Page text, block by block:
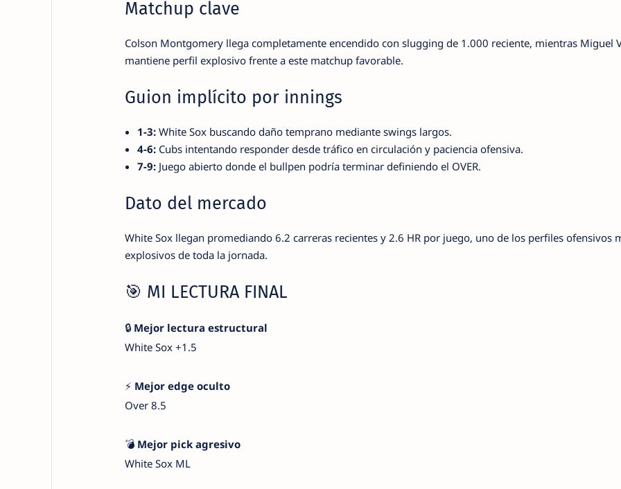
Matchup clave
Colson Montgomery llega completamente encendido con slugging de 1.000 reciente, mientras Miguel
mantiene perfil explosivo frente a este matchup favorable.
Guion implícito por innings
1-3:White Sox buscando daño temprano mediante swings largos.
4-6:Cubs intentando responder desde tráfico en circulación y paciencia ofensiva.
7-9:Juego abierto donde el bullpen podría terminar definiendo el OVER.
Dato del mercado
White Sox llegan promediando 6.2 carreras recientes y 2.6 HR por juego, uno de los perfiles ofensivos
explosivos de toda la jornada.
🎯 MI LECTURA FINAL
🔒 Mejor lectura estructural
White Sox +1.5
⚡ Mejor edge oculto
Over 8.5
💣 Mejor pick agresivo
White Sox ML